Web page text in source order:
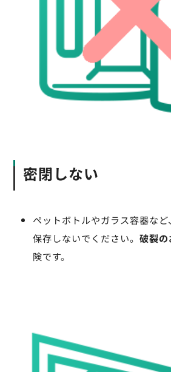
密閉しない
ペットボトルやガラス容器な
保存しないでください。破裂
険です。